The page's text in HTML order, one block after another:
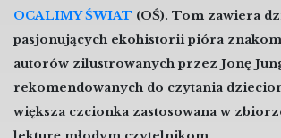
OCALIMY ŚWIAT (OŚ). Tom zawiera
pasjonujących ekohistorii pióra
autorów zilustrowanych przez Jonę
rekomendowanych do czytania
większa czcionka zastosowana w